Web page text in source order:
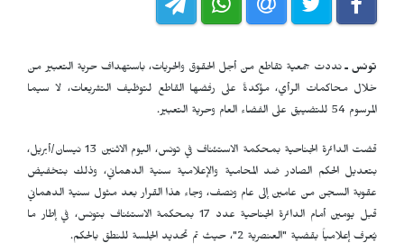
تونس ـنددت جمعية تقاطع من أجل الحقوق والحريات، باستهداف حرية التعبير من
خلال محاكمات الرأي، مؤكدةً على رفضها القاطع لتوظيف التشريعات، لا سيما
المرسوم 54 للتضييق على الفضاء العام وحرية التعبير.
قضت الدائرة الجناحية بمحكمة الاستئناف في تونس، اليوم الاثنين 13 نيسان/أبريل،
بتعديل الحكم الصادر ضد المحامية والإعلامية سنية الدهماني، وذلك بتخفيض
عقوبة السجن من عامين إلى عام ونصف، وجاء هذا القرار بعد مثول سنية الدهماني
قبل يومين أمام الدائرة الجناحية عدد 17 بمحكمة الاستئناف بتونس، في إطار ما
يُعرف إعلامياً بقضية "العنصرية 2"، حيث تم تحديد الجلسة للنطق بالحكم.